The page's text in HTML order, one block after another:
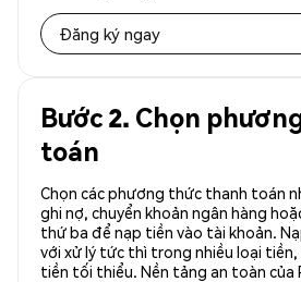
Đăng ký ngay
Bước 2. Chọn
toán
Chọn các phương thức thanh toán
ghi nợ, chuyển khoản ngân hàng
thứ ba để nạp tiền vào tài khoản.
với xử lý tức thì trong nhiều loại tiền,
tiền tối thiểu. Nền tảng an toàn của